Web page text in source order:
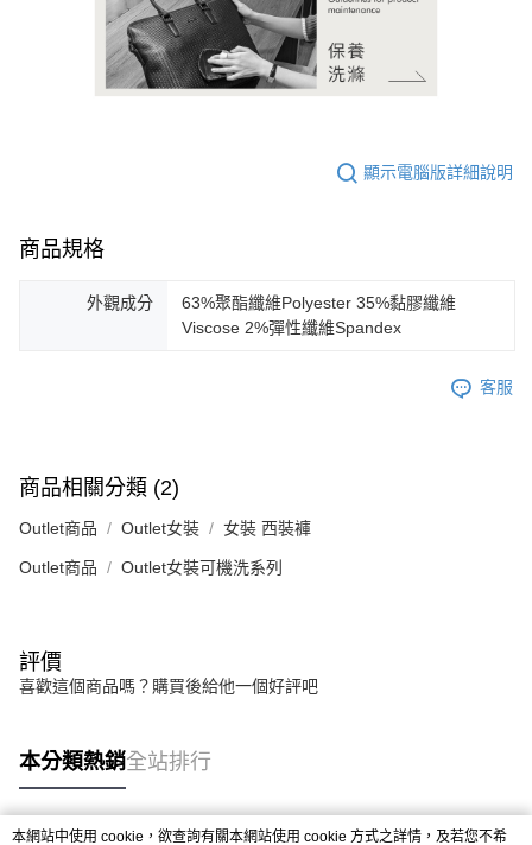
顯示電腦版詳細說明
商品規格
外觀成分
63%聚酯纖維Polyester 35%黏膠纖維
Viscose 2%彈性纖維Spandex
客服
商品相關分類 (2)
Outlet商品 Outlet女裝 女裝 西裝褲
Outlet商品 Outlet女裝可機洗系列
評價
喜歡這個商品嗎？購買後給他一個好評吧
本分類熱銷全站排行
本網站中使用 cookie，欲查詢有關本網站使用 cookie 方式之詳情，及若您不希